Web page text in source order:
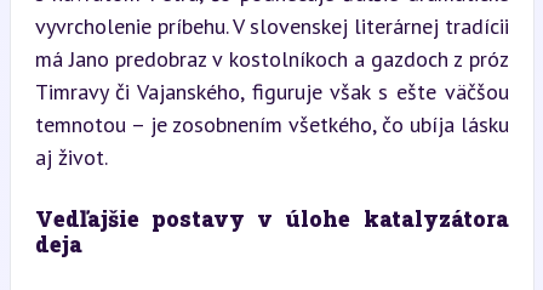
vyvrcholenie príbehu. V slovenskej literárnej tradícii
má Jano predobraz v kostolníkoch a gazdoch z próz
Timravy či Vajanského, figuruje však s ešte väčšou
temnotou – je zosobnením všetkého, čo ubíja lásku
aj život.
Vedľajšie postavy v úlohe katalyzátora
deja